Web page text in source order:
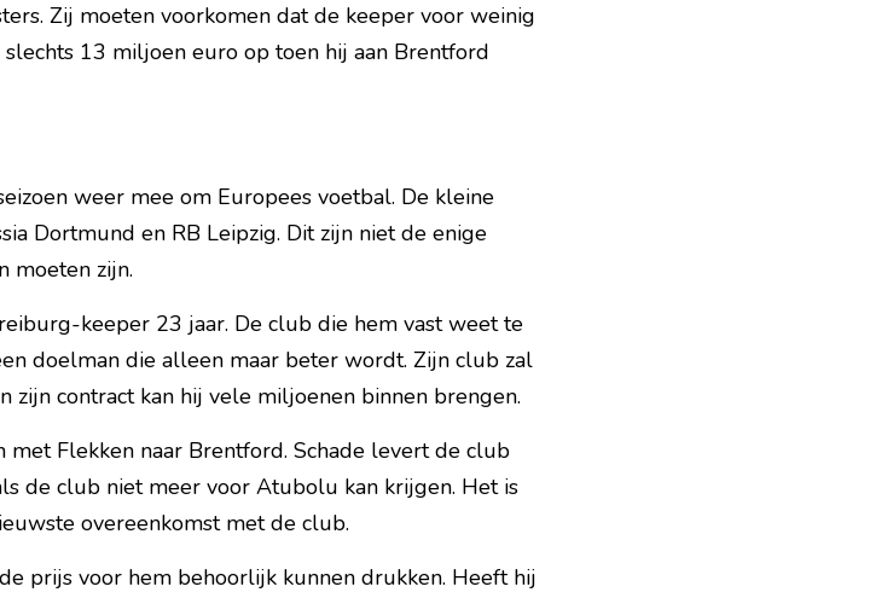
Zij moeten voorkomen dat de keeper voor weinig
13 miljoen euro op toen hij aan Brentford
weer mee om Europees voetbal. De kleine
Dortmund en RB Leipzig. Dit zijn niet de enige
moeten zijn.
keeper 23 jaar. De club die hem vast weet te
doelman die alleen maar beter wordt. Zijn club zal
zijn contract kan hij vele miljoenen binnen brengen.
Flekken naar Brentford. Schade levert de club
de club niet meer voor Atubolu kan krijgen. Het is
overeenkomst met de club.
prijs voor hem behoorlijk kunnen drukken. Heeft hij